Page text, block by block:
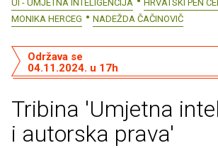
UI - UMJETNA INTELIGENCIJA
HRVATSKI PEN
MONIKA HERCEG
NADEŽDA ČAČINOVIČ
Tribina 'Umjetna
i autorska prava'
Održava se
04.11.2024. u 17h